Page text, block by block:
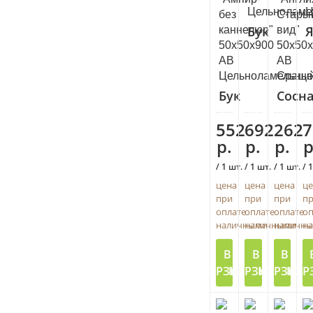
без
каннелюр"
50х50х900
АВ
Бук
552
р.
/ 1 шт.
цена
при
оплате
наличными
В
КОРЗИНУ
Бук
692
р.
/ 1 шт.
цена
при
оплате
наличными
В
КОРЗИНУ
вид"
АВ
Сосна
262
р.
/ 1 шт.
цена
при
оплате
В
КОРЗИНУ
/